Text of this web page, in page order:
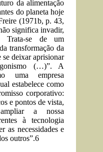
da alimentação
do planeta hoje
(1971b, p. 43,
significa invadir,
Trata-se de um
transformação da
deixar aprisionar
(…)”. A
uma empresa
estabelece como
corporativo:
e pontos de vista,
a nossa
à tecnologia
as necessidades e
outros”.6